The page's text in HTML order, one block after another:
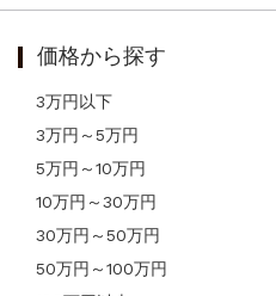
価格から探す
3万円以下
3万円～5万円
5万円～10万円
10万円～30万円
30万円～50万円
50万円～100万円